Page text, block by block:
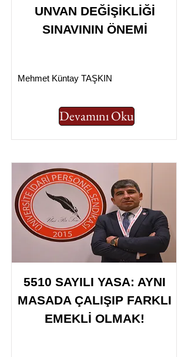
UNVAN DEĞİŞİKLİĞİ
SINAVININ ÖNEMİ
Mehmet Küntay TAŞKIN
Devamını Oku
5510 SAYILI YASA: AYNI
MASADA ÇALIŞIP FARKLI
EMEKLİ OLMAK!